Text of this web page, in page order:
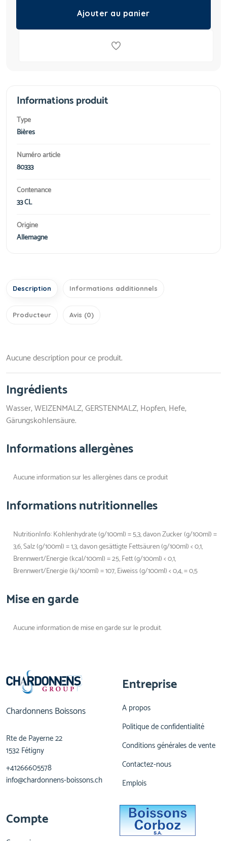
Ajouter au panier
Informations produit
Type
Bières
Numéro article
80333
Contenance
33 CL
Origine
Allemagne
Description Informations additionnels
Producteur Avis (0)
Aucune description pour ce produit.
Ingrédients
Wasser, WEIZENMALZ, GERSTENMALZ, Hopfen, Hefe,
Gärungskohlensäure.
Informations allergènes
Aucune information sur les allergènes dans ce produit
Informations nutritionnelles
NutritionInfo: Kohlenhydrate (g/100ml) = 5,3, davon Zucker (g/100ml) =
3,6, Salz (g/100ml) = 1,3, davon gesättigte Fettsäuren (g/100ml) < 0,1,
Brennwert/Energie (kcal/100ml) = 25, Fett (g/100ml) < 0,1,
Brennwert/Energie (kj/100ml) = 107, Eiweiss (g/100ml) < 0,4, = 0,5
Mise en garde
Aucune information de mise en garde sur le produit.
Chardonnens Boissons
Rte de Payerne 22
1532 Fétigny
+41266605578
info@chardonnens-boissons.ch
Entreprise
A propos
Politique de confidentialité
Conditions générales de vente
Contactez-nous
Emplois
Compte